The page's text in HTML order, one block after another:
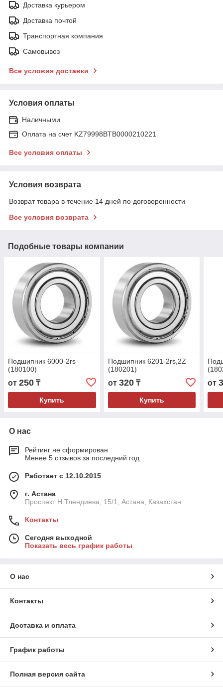
Доставка курьером
Доставка почтой
Транспортная компания
Самовывоз
Все условия доставки
Условия оплаты
Наличными
Оплата на счет KZ79998BTB0000210221
Все условия оплаты
Условия возврата
Возврат товара в течение 14 дней по договоренности
Все условия возврата
Подобные товары компании
Подшипник 6000-2rs
(180100)
от 250 ₸
Купить
Подшипник 6201-2rs,2Z
(180201)
от 320₸
Купить
от
О нас
Рейтинг не сформирован
Менее 5 отзывов за последний год
Работает с 12.10.2015
г. Астана
Проспект Н.Тлендиева, 15/1, Астана, Казахстан
Контакты
Сегодня выходной
Показать весь график работы
О нас
Контакты
Доставка и оплата
График работы
Полная версия сайта